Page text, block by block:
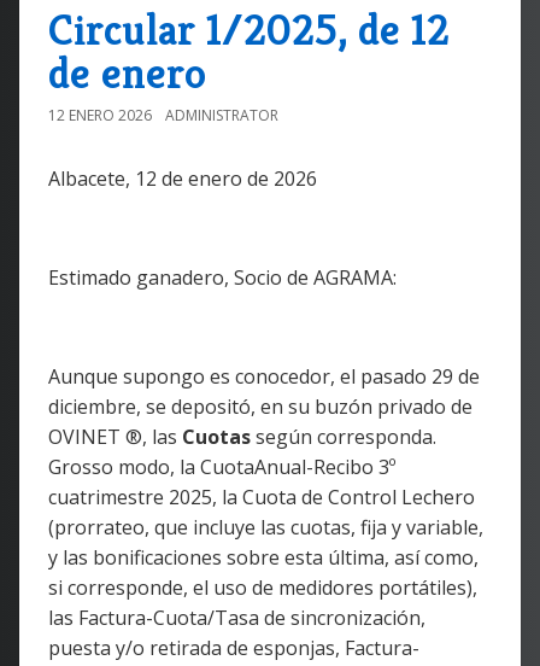
Circular 1/2025, de 12
de enero
12 ENERO 2026 ADMINISTRATOR
Albacete, 12 de enero de 2026
Estimado ganadero, Socio de AGRAMA:
Aunque supongo es conocedor, el pasado 29 de
diciembre, se depositó, en su buzón privado de
OVINET ®, las Cuotassegún corresponda.
Grosso modo, la CuotaAnual-Recibo 3º
cuatrimestre 2025, la Cuota de Control Lechero
(prorrateo, que incluye las cuotas, fija y variable,
y las bonificaciones sobre esta última, así como,
si corresponde, el uso de medidores portátiles),
las Factura-Cuota/Tasa de sincronización,
puesta y/o retirada de esponjas, Factura-